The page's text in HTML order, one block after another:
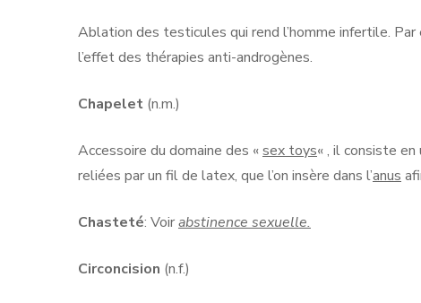
Ablation des testicules qui rend l’homme infertile.
l’effet des thérapies anti-androgènes.
Chapelet (n.m.)
Accessoire du domaine des «sex toys« , il consiste
reliées par un fil de latex, que l’on insère dans l’anus
Chasteté: Voirabstinence sexuelle.
Circoncision (n.f.)